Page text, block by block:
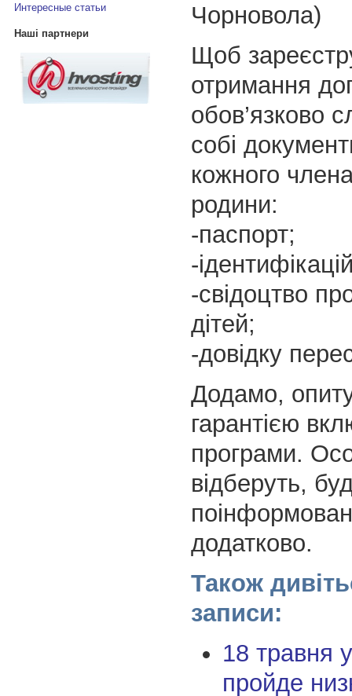
Интересные статьи
Наші партнери
Чорновола)
Щоб
отримання
обов’язково
собі
кожного
родини:
-паспорт;
-
-свідоцтво
дітей;
-довідку
Додамо,
гарантією
програми.
відберуть,
додатково.
Також
записи:
18 травня
пройде